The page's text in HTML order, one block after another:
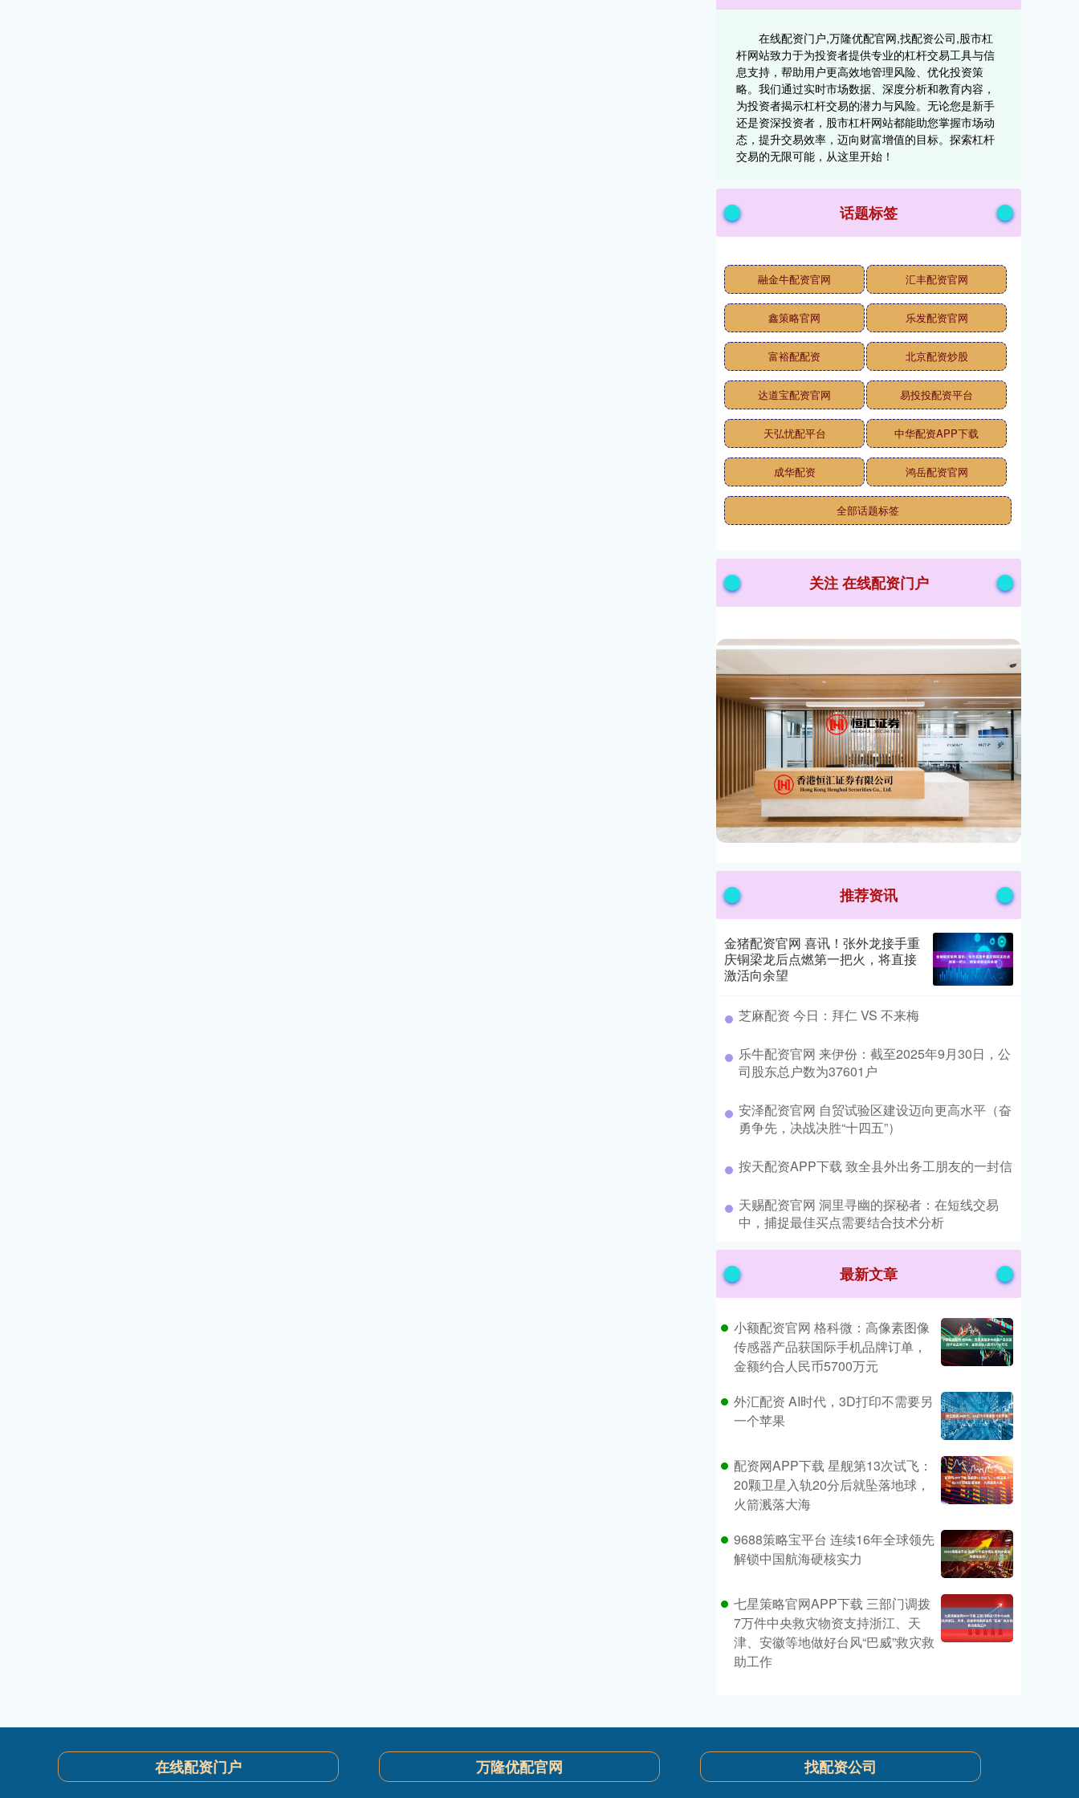
在线配资门户,万隆优配官网,找配资公司,股市杠
杆网站致力于为投资者提供专业的杠杆交易工具与信
息支持，帮助用户更高效地管理风险、优化投资策
略。我们通过实时市场数据、深度分析和教育内容，
为投资者揭示杠杆交易的潜力与风险。无论您是新手
还是资深投资者，股市杠杆网站都能助您掌握市场动
态，提升交易效率，迈向财富增值的目标。探索杠杆
交易的无限可能，从这里开始！
话题标签
融金牛配资官网 汇丰配资官网
鑫策略官网 乐发配资官网
富裕配配资 北京配资炒股
达道宝配资官网 易投投配资平台
天弘忧配平台 中华配资APP下载
成华配资 鸿岳配资官网
全部话题标签
关注 在线配资门户
推荐资讯
金猪配资官网 喜讯！张外龙接手重
庆铜梁龙后点燃第一把火，将直接
激活向余望
​芝麻配资 今日：拜仁 VS 不来梅
​乐牛配资官网 来伊份：截至2025年9月30日，公
司股东总户数为37601户
​安泽配资官网 自贸试验区建设迈向更高水平（奋
勇争先，决战决胜“十四五”）
​按天配资APP下载 致全县外出务工朋友的一封信
​天赐配资官网 洞里寻幽的探秘者：在短线交易
中，捕捉最佳买点需要结合技术分析
最新文章
小额配资官网 格科微：高像素图像
传感器产品获国际手机品牌订单，
金额约合人民币5700万元
外汇配资 AI时代，3D打印不需要另
一个苹果
配资网APP下载 星舰第13次试飞：
20颗卫星入轨20分后就坠落地球，
火箭溅落大海
9688策略宝平台 连续16年全球领先
解锁中国航海硬核实力
七星策略官网APP下载 三部门调拨
7万件中央救灾物资支持浙江、天
津、安徽等地做好台风“巴威”救灾救
助工作
在线配资门户 万隆优配官网 找配资公司